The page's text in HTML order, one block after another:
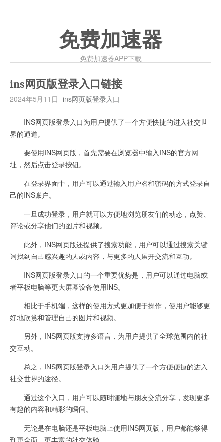
免费加速器
免费加速器APP下载
ins网页版登录入口链接
2024年5月11日 ins网页版登录入口
INS网页版登录入口为用户提供了一个方便快捷的进入社交世
界的通道。
要使用INS网页版，首先需要在浏览器中输入INS的官方网
址，然后点击登录按钮。
在登录界面中，用户可以通过输入用户名和密码的方式登录自
己的INS账户。
一旦成功登录，用户就可以方便地浏览朋友们的动态，点赞、
评论或分享他们的图片和视频。
此外，INS网页版还提供了搜索功能，用户可以通过搜索关键
词找到自己感兴趣的人或内容，与更多的人展开交流和互动。
INS网页版登录入口的一个重要优势是，用户可以通过电脑或
者平板电脑等更大屏幕设备使用INS。
相比于手机端，这样的使用方式更加便于操作，使用户能够更
好地欣赏和管理自己的图片和视频。
另外，INS网页版支持多语言，为用户提供了全球范围内的社
交互动。
总之，INS网页版登录入口为用户提供了一个方便便捷的进入
社交世界的途径。
通过这个入口，用户可以随时随地与朋友交流分享，发现更多
有趣的内容和精彩的瞬间。
无论是在电脑还是平板电脑上使用INS网页版，用户都能够得
到更全面、更丰富的社交体验。